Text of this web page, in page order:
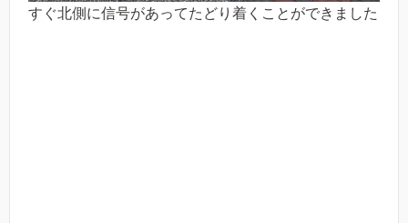
すぐ北側に信号があってたどり着くことができました